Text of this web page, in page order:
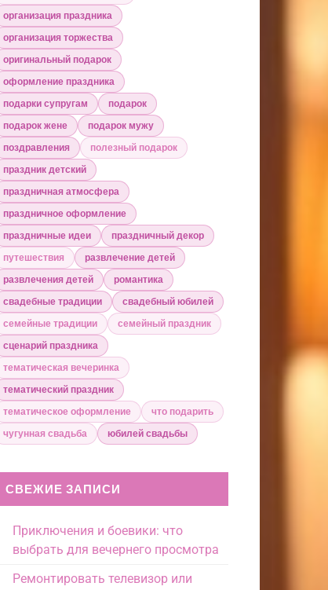
организация праздника
организация торжества
оригинальный подарок
оформление праздника
подарки супругам
подарок
подарок жене
подарок мужу
поздравления
полезный подарок
праздник детский
праздничная атмосфера
праздничное оформление
праздничные идеи
праздничный декор
путешествия
развлечение детей
развлечения детей
романтика
свадебные традиции
свадебный юбилей
семейные традиции
семейный праздник
сценарий праздника
тематическая вечеринка
тематический праздник
тематическое оформление
что подарить
чугунная свадьба
юбилей свадьбы
СВЕЖИЕ ЗАПИСИ
Приключения и боевики: что
выбрать для вечернего просмотра
Ремонтировать телевизор или